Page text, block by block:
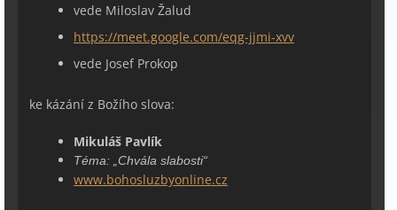
vede Miloslav Žalud
https://meet.google.com/eqg-jjmi-xvv
vede Josef Prokop
ke kázání z Božího slova:
Mikuláš Pavlík
Téma: Chvála slabosti“
www.bohosluzbyonline.cz